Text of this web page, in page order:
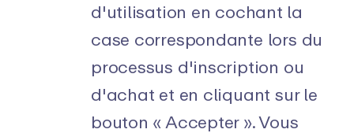
d'utilisation en cochant la
case correspondante lors du
processus d'inscription ou
d'achat et en cliquant sur le
bouton « Accepter ». Vous